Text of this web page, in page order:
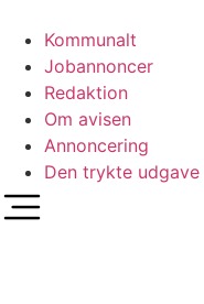
indhold
Kommunalt
Jobannoncer
Redaktion
Om avisen
Annoncering
Den trykte udgave